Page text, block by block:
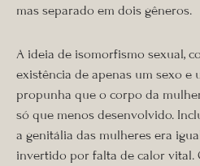
mas separado em dois gêneros.
A ideia de isomorfismo sexual,
existência de apenas um sexo e
propunha que o corpo da
só que menos desenvolvido.
a genitália das mulheres era
invertido por falta de calor vital.